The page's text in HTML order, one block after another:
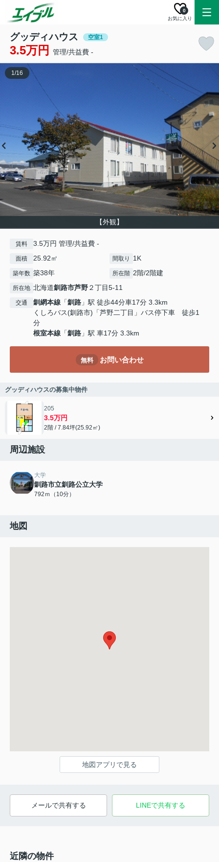
お気に入り
0
グッディハウス 空室1
3.5万円 管理/共益費 -
【外観】
1/16
賃料 3.5万円 管理/共益費 -
面積 25.92㎡ 間取り 1K
築年数 築38年 所在階 2階/2階建
所在地 北海道釧路市芦野２丁目5-11
交通 釧網本線 「釧路 」駅 徒歩44分車17分 3.3km
くしろバス(釧路市)「芦野二丁目」バス停下車 徒歩1
分
根室本線 「釧路 」駅 車17分 3.3km
無料 お問い合わせ
グッディハウスの募集中物件
205
3.5万円
2階 / 7.84坪(25.92㎡)
周辺施設
大学
釧路市立釧路公立大学
792ｍ（10分）
地図
地図アプリで見る
メールで共有する LINEで共有する
近隣の物件